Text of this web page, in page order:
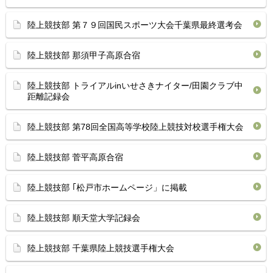
陸上競技部 第７９回国民スポーツ大会千葉県最終選考会
陸上競技部 那須甲子高原合宿
陸上競技部 トライアルinいせさきナイター/田園クラブ中
距離記録会
陸上競技部 第78回全国高等学校陸上競技対校選手権大会
陸上競技部 菅平高原合宿
陸上競技部 ｢松戸市ホームページ」に掲載
陸上競技部 順天堂大学記録会
陸上競技部 千葉県陸上競技選手権大会